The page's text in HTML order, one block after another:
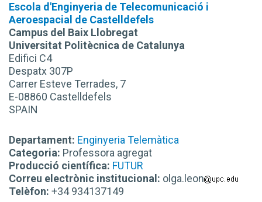
Escola d'Enginyeria de Telecomunicació i
Aeroespacial de Castelldefels
Campus del Baix Llobregat
Universitat Politècnica de Catalunya
Edifici C4
Despatx 307P
Carrer Esteve Terrades, 7
E-08860 Castelldefels
SPAIN
Departament: Enginyeria Telemàtica
Categoria: Professora agregat
Producció científica: FUTUR
Correu electrònic institucional: olga.leon
Telèfon: +34 934137149